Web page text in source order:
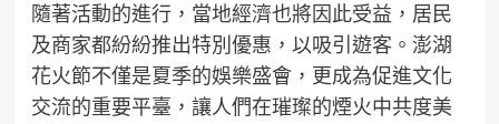
隨著活動的進行，當地經濟也將因此受益，居民
及商家都紛紛推出特別優惠，以吸引遊客。澎湖
花火節不僅是夏季的娛樂盛會，更成為促進文化
交流的重要平臺，讓人們在璀璨的煙火中共度美